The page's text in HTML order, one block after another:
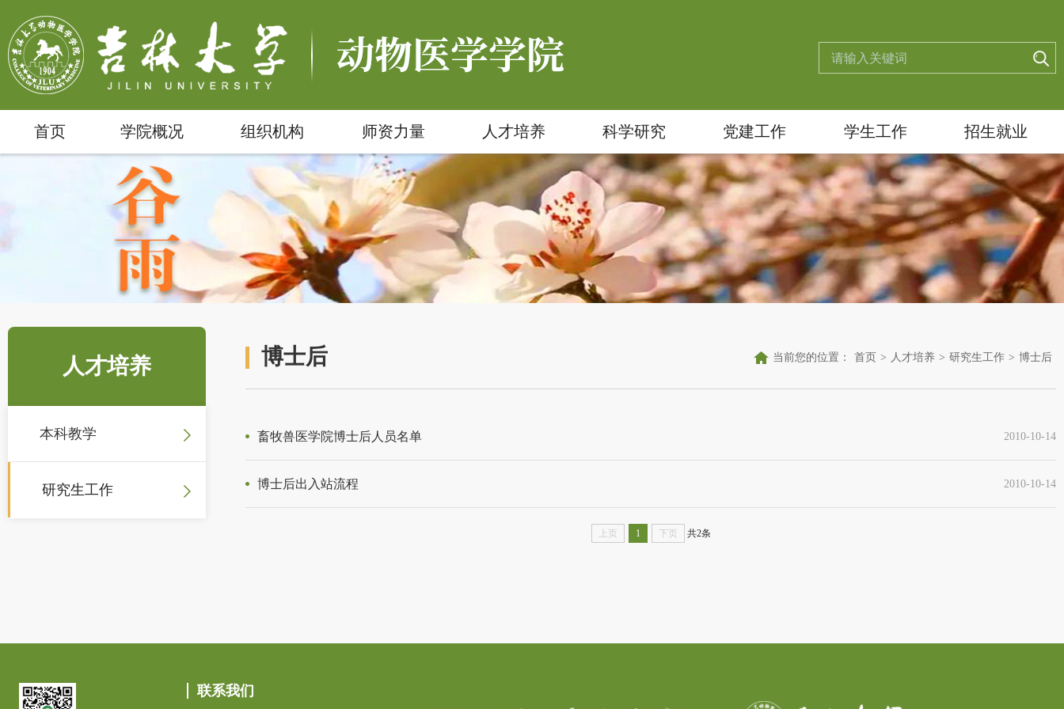
首页 学院概况 组织机构 师资力量 人才培养 科学研究 党建工作 学生工作 招生就业
人才培养
本科教学
研究生工作
博士后 当前您的位置： 首页 > 人才培养 > 研究生工作 > 博士后
畜牧兽医学院博士后人员名单 2010-10-14
博士后出入站流程 2010-10-14
上页 1 下页 共2条
联系我们